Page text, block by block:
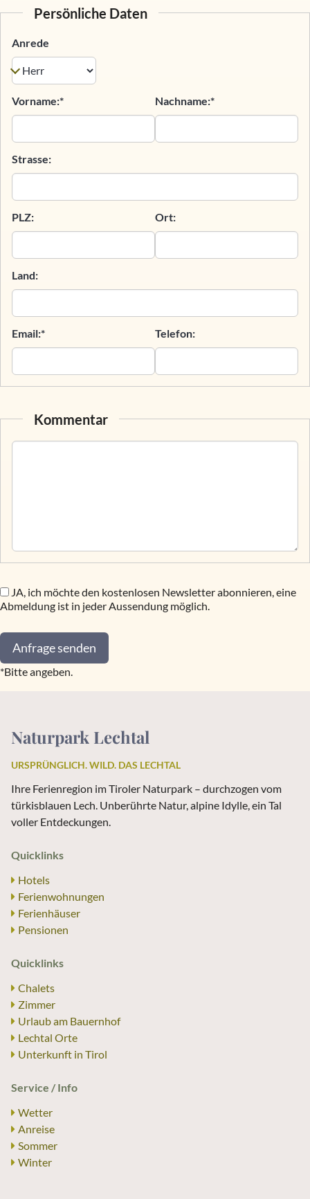
Persönliche Daten
Anrede
Vorname:* Nachname:*
Strasse:
PLZ: Ort:
Land:
Email:* Telefon:
Kommentar
JA, ich möchte den kostenlosen Newsletter abonnieren, eine
Abmeldung ist in jeder Aussendung möglich.
Anfrage senden
*Bitte angeben.
Naturpark Lechtal
URSPRÜNGLICH. WILD. DAS LECHTAL
Ihre Ferienregion im Tiroler Naturpark – durchzogen vom
türkisblauen Lech. Unberührte Natur, alpine Idylle, ein Tal
voller Entdeckungen.
Quicklinks
Hotels
Ferienwohnungen
Ferienhäuser
Pensionen
Quicklinks
Chalets
Zimmer
Urlaub am Bauernhof
Lechtal Orte
Unterkunft in Tirol
Service / Info
Wetter
Anreise
Sommer
Winter